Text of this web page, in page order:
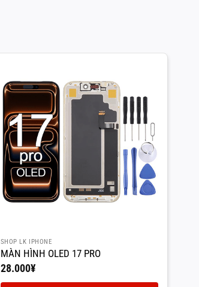
SHOP LK IPHONE
MÀN HÌNH OLED 17 PRO
28.000¥